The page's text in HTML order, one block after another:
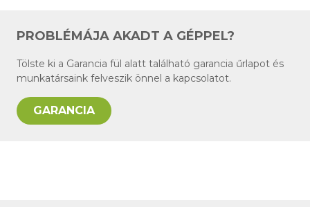
PROBLÉMÁJA AKADT A GÉPPEL?
Tölste ki a Garancia fül alatt található garancia űrlapot és
munkatársaink felveszik önnel a kapcsolatot.
GARANCIA